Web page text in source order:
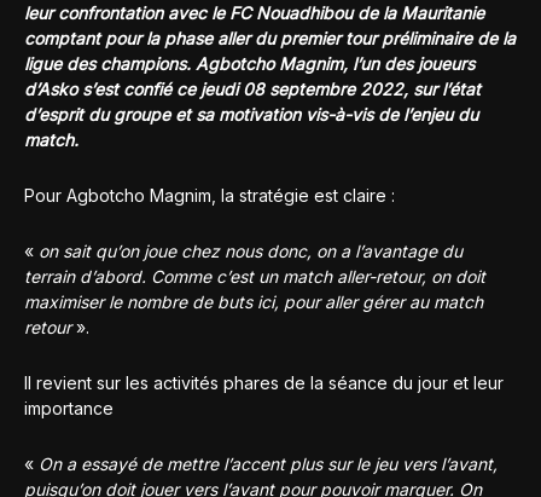
leur confrontation avec le FC Nouadhibou de la Mauritanie
comptant pour la phase aller du premier tour préliminaire de la
ligue des champions. Agbotcho Magnim, l’un des joueurs
d’Asko s’est confié ce jeudi 08 septembre 2022, sur l’état
d’esprit du groupe et sa motivation vis-à-vis de l’enjeu du
match.
Pour Agbotcho Magnim, la stratégie est claire :
« on sait qu’on joue chez nous donc, on a l’avantage du
terrain d’abord. Comme c’est un match aller-retour, on doit
maximiser le nombre de buts ici, pour aller gérer au match
retour».
Il revient sur les activités phares de la séance du jour et leur
importance
« On a essayé de mettre l’accent plus sur le jeu vers l’avant,
puisqu’on doit jouer vers l’avant pour pouvoir marquer. On